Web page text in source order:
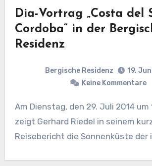
Dia-Vortrag „Costa del
Cordoba“ in der
Residenz
Bergische Residenz
19.
Keine Kommentare
Am Dienstag, den 29. Juli 2014 um 15.30 Uhr
zeigt Gerhard Riedel in seinem
Reisebericht die Sonnenküste der